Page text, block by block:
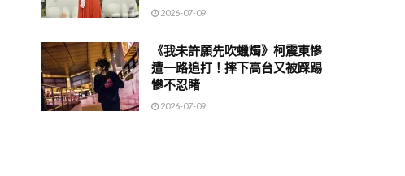
2026-07-09
《我未許願先吹蠟燭》柯震東慘
遭一路追打！摔下高台又被踩踢
慘不忍睹
2026-07-09